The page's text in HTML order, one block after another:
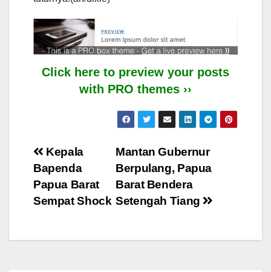
Click here to preview your posts
with PRO themes ››
Post
navigation
Mantan Gubernur
Berpulang, Papua
Barat Bendera
Setengah Tiang
Kepala
Bapenda
Papua Barat
Sempat Shock